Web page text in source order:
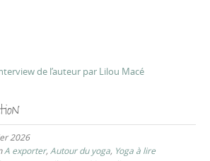
de l’auteur par Lilou Macé
2026
A exporter, Autour du yoga, Yoga à lire